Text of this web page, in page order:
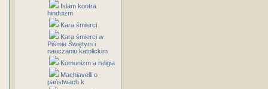
Islam kontra
hinduizm
Kara śmierci
Kara śmierci w
Piśmie Świętym i
nauczaniu katolickim
Komunizm a religia
Machiavelli o
państwach k